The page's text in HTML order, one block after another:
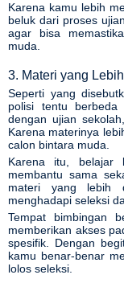
Karena kamu lebih
beluk dari proses
agar bisa
muda.
3. Materi yang
Seperti yang
polisi tentu
dengan ujian
Karena materinya
calon bintara muda.
Karena itu, belajar
membantu sama
materi yang lebih
menghadapi seleksi
Tempat bimbingan
memberikan akses
spesifik. Dengan
kamu benar-benar
lolos seleksi.